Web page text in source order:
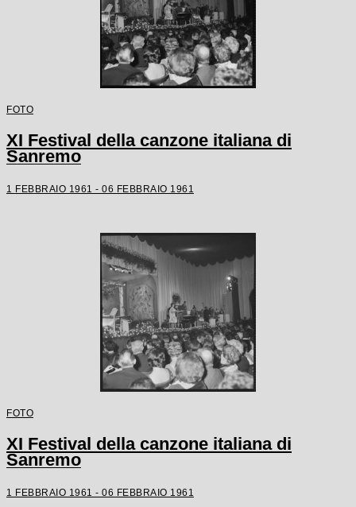
FOTO
XI Festival della canzone italiana di
Sanremo
1 FEBBRAIO 1961 - 06 FEBBRAIO 1961
FOTO
XI Festival della canzone italiana di
Sanremo
1 FEBBRAIO 1961 - 06 FEBBRAIO 1961